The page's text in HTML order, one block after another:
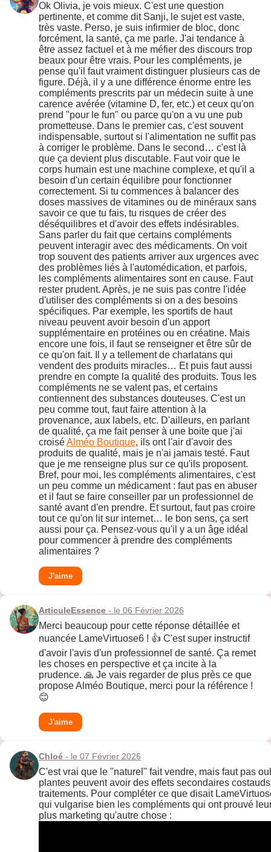
Ok Olivia, je vois mieux. C'est une question
pertinente, et comme dit Sanji, le sujet est vaste,
très vaste. Perso, je suis infirmier de bloc, donc
forcément, la santé, ça me parle. J'ai tendance à
être assez factuel et à me méfier des discours trop
beaux pour être vrais. Pour les compléments, je
pense qu'il faut vraiment distinguer plusieurs cas de
figure. Déjà, il y a une différence énorme entre les
compléments prescrits par un médecin suite à une
carence avérée (vitamine D, fer, etc.) et ceux qu'on
prend "pour le fun" ou parce qu'on a vu une pub
prometteuse. Dans le premier cas, c'est souvent
indispensable, surtout si l'alimentation ne suffit pas
à corriger le problème. Dans le second… c'est là
que ça devient plus discutable. Faut voir que le
corps humain est une machine complexe, et qu'il a
besoin d'un certain équilibre pour fonctionner
correctement. Si tu commences à balancer des
doses massives de vitamines ou de minéraux sans
savoir ce que tu fais, tu risques de créer des
déséquilibres et d'avoir des effets indésirables.
Sans parler du fait que certains compléments
peuvent interagir avec des médicaments. On voit
trop souvent des patients arriver aux urgences avec
des problèmes liés à l'automédication, et parfois,
les compléments alimentaires sont en cause. Faut
rester prudent. Après, je ne suis pas contre l'idée
d'utiliser des compléments si on a des besoins
spécifiques. Par exemple, les sportifs de haut
niveau peuvent avoir besoin d'un apport
supplémentaire en protéines ou en créatine. Mais
encore une fois, il faut se renseigner et être sûr de
ce qu'on fait. Il y a tellement de charlatans qui
vendent des produits miracles… Et puis faut aussi
prendre en compte la qualité des produits. Tous les
compléments ne se valent pas, et certains
contiennent des substances douteuses. C'est un
peu comme tout, faut faire attention à la
provenance, aux labels, etc. D'ailleurs, en parlant
de qualité, ça me fait penser à une boite que j'ai
croiséAlméo Boutique, ils ont l'air d'avoir des
produits de qualité, mais je n'ai jamais testé. Faut
que je me renseigne plus sur ce qu'ils proposent.
Bref, pour moi, les compléments alimentaires, c'est
un peu comme un médicament : faut pas en abuser
et il faut se faire conseiller par un professionnel de
santé avant d'en prendre. Et surtout, faut pas croire
tout ce qu'on lit sur internet… le bon sens, ça sert
aussi pour ça. Pensez-vous qu'il y a un âge idéal
pour commencer à prendre des compléments
alimentaires ?
J'aime
ArticuleEssence - le 06 Février 2026
Merci beaucoup pour cette réponse détaillée et
nuancée LameVirtuose6 ! 👍 C'est super instructif
d'avoir l'avis d'un professionnel de santé. Ça remet
les choses en perspective et ça incite à la
prudence. 🙏 Je vais regarder de plus près ce que
propose Alméo Boutique, merci pour la référence !
😊
J'aime
Chloé - le 07 Février 2026
C'est vrai que le "naturel" fait vendre, mais faut pas
plantes peuvent avoir des effets secondaires
traitements. Pour compléter ce que disait
qui vulgarise bien les compléments qui ont prouvé
plus marketing qu'autre chose :